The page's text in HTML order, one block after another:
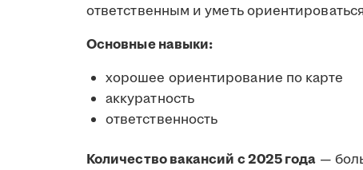
ответственным и уметь
Основные навыки:
хорошее ориентирование по карте
аккуратность
ответственность
Количество вакансий с 2025 года —